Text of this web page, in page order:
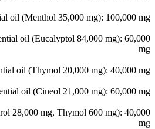
oil (Menthol 35,000 mg): 100,000 mg
oil (Eucalyptol 84,000 mg): 60,000
mg
oil (Thymol 20,000 mg): 40,000 mg
oil (Cineol 21,000 mg): 60,000 mg
28,000 mg, Thymol 600 mg): 40,000
mg